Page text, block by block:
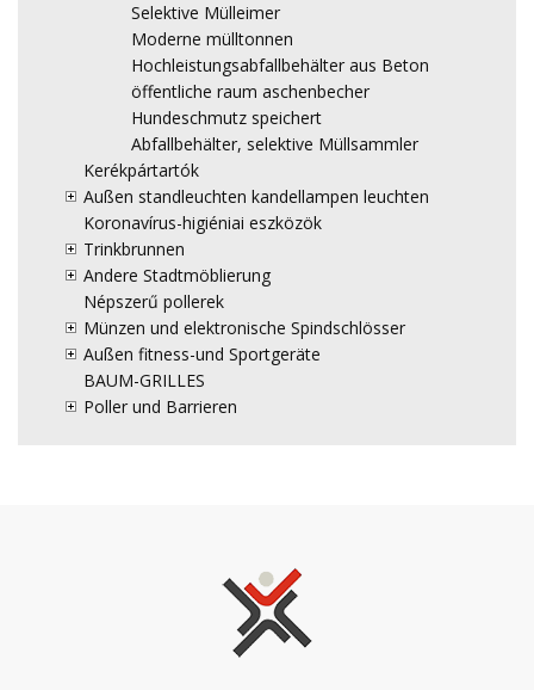
Selektive Mülleimer
Moderne mülltonnen
Hochleistungsabfallbehälter aus Beton
öffentliche raum aschenbecher
Hundeschmutz speichert
Abfallbehälter, selektive Müllsammler
Kerékpártartók
Außen standleuchten kandellampen leuchten
Koronavírus-higiéniai eszközök
Trinkbrunnen
Andere Stadtmöblierung
Népszerű pollerek
Münzen und elektronische Spindschlösser
Außen fitness-und Sportgeräte
BAUM-GRILLES
Poller und Barrieren